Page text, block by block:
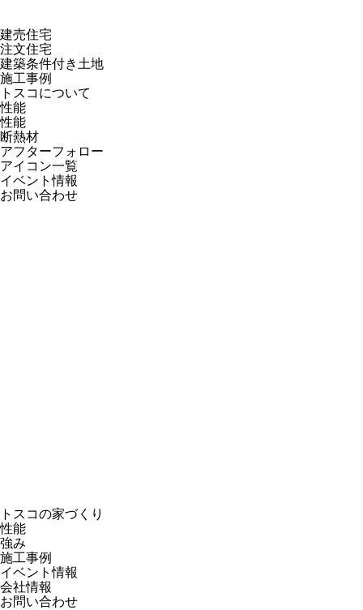
建売住宅
注文住宅
建築条件付き土地
施工事例
トスコについて
性能
性能
断熱材
アフターフォロー
アイコン一覧
イベント情報
お問い合わせ
トスコの家づくり
性能
強み
施工事例
イベント情報
会社情報
お問い合わせ